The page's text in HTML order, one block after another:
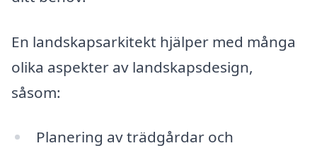
En landskapsarkitekt hjälper med många
olika aspekter av landskapsdesign,
såsom:
Planering av trädgårdar och